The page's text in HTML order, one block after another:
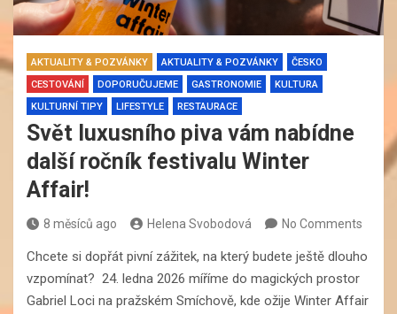
AKTUALITY & POZVÁNKY AKTUALITY & POZVÁNKY
ČESKO
CESTOVÁNÍ
DOPORUČUJEME GASTRONOMIE
KULTURA
KULTURNÍ TIPY
LIFESTYLE RESTAURACE
Svět luxusního piva vám nabídne
další ročník festivalu Winter
Affair!
8 měsíců ago Helena Svobodová No Comments
Chcete si dopřát pivní zážitek, na který budete ještě dlouho
vzpomínat? 24. ledna 2026 míříme do magických prostor
Gabriel Loci na pražském Smíchově, kde ožije Winter Affair